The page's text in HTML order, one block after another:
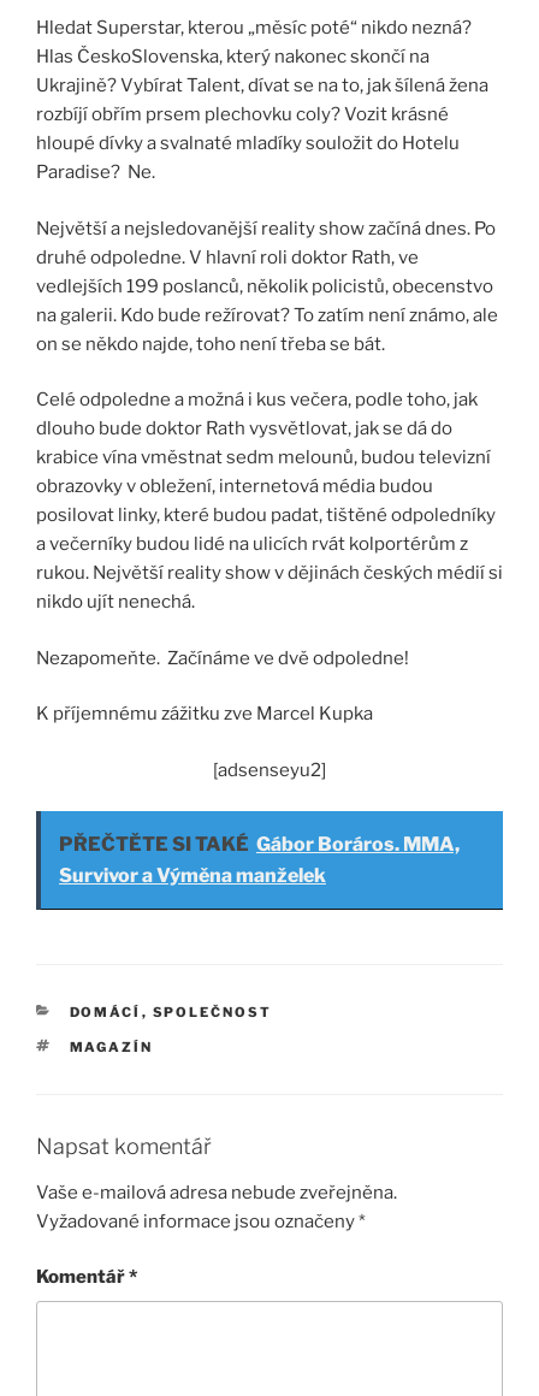
Hledat Superstar, kterou „měsíc poté“ nikdo nezná?
Hlas ČeskoSlovenska, který nakonec skončí na
Ukrajině? Vybírat Talent, dívat se na to, jak šílená žena
rozbíjí obřím prsem plechovku coly? Vozit krásné
hloupé dívky a svalnaté mladíky souložit do Hotelu
Paradise? Ne.
Největší a nejsledovanější reality show začíná dnes. Po
druhé odpoledne. V hlavní roli doktor Rath, ve
vedlejších 199 poslanců, několik policistů, obecenstvo
na galerii. Kdo bude režírovat? To zatím není známo, ale
on se někdo najde, toho není třeba se bát.
Celé odpoledne a možná i kus večera, podle toho, jak
dlouho bude doktor Rath vysvětlovat, jak se dá do
krabice vína vměstnat sedm melounů, budou televizní
obrazovky v obležení, internetová média budou
posilovat linky, které budou padat, tištěné odpoledníky
a večerníky budou lidé na ulicích rvát kolportérům z
rukou. Největší reality show v dějinách českých médií si
nikdo ujít nenechá.
Nezapomeňte. Začínáme ve dvě odpoledne!
K příjemnému zážitku zve Marcel Kupka
[adsenseyu2]
PŘEČTĚTE SI TAKÉ Gábor Boráros. MMA,
Survivor a Výměna manželek
RUBRIKY
DOMÁCÍ , SPOLEČNOST
ŠTÍTKY
MAGAZÍN
Napsat komentář
Vaše e-mailová adresa nebude zveřejněna.
Vyžadované informace jsou označeny*
Komentář*